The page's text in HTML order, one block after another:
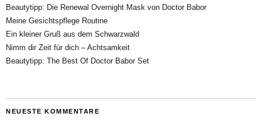
Beautytipp: Die Renewal Overnight Mask von Doctor Babor
Meine Gesichtspflege Routine
Ein kleiner Gruß aus dem Schwarzwald
Nimm dir Zeit für dich – Achtsamkeit
Beautytipp: The Best Of Doctor Babor Set
NEUESTE KOMMENTARE